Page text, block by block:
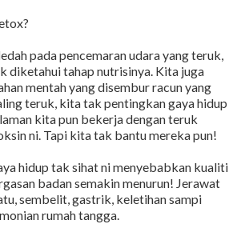
pada pencemaran udara yang teruk,
diketahui tahap nutrisinya. Kita juga
mentah yang disembur racun yang
teruk, kita tak pentingkan gaya hidup
kita pun bekerja dengan teruk
ni. Tapi kita tak bantu mereka pun!
hidup tak sihat ni menyebabkan kualiti
badan semakin menurun! Jerawat
sembelit, gastrik, keletihan sampi
rumah tangga.